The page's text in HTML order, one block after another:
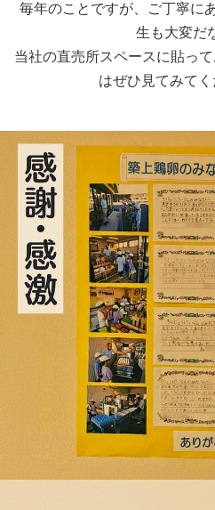
毎年のことですが、ご丁寧に
生も大変だ
当社の直売所スペースに貼っ
はぜひ見てみて